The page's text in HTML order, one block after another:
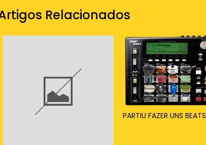
Relacionados
PARTIU FAZER UNS BEATS